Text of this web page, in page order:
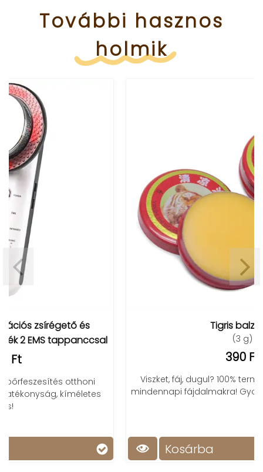
További hasznos
holmik
Viszket, fáj, dugul? 100% természetes megoldás a
mindennapi fájdalmakra! Gyors, hatékony, sokoldalú!
Kosárba